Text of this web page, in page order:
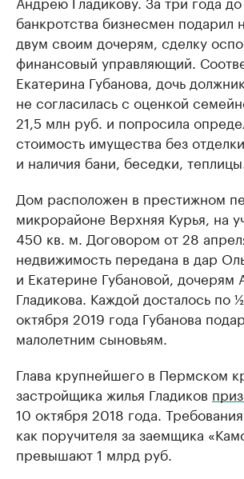
банкротства бизнесмен подарил
двум своим дочерям, сделку
финансовый управляющий.
Екатерина Губанова, дочь
не согласилась с оценкой
21,5 млн руб. и попросила
стоимость имущества без
и наличия бани, беседки, теплицы.
Дом расположен в престижном
микрорайоне Верхняя Курья, на
450 кв. м. Договором от 28
недвижимость передана в дар
и Екатерине Губановой, дочерям
Гладикова. Каждой досталось по
октября 2019 года Губанова
малолетним сыновьям.
Глава крупнейшего в Пермском
застройщика жилья Гладиков
10 октября 2018 года.
как поручителя за заемщика
превышают 1 млрд руб.